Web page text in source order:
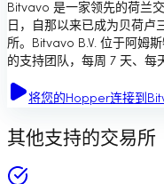
Bitvavo 是一家领先的荷兰
日，自那以来已成为贝荷卢
所。Bitvavo B.V. 位于阿姆
的支持团队，每周 7 天、每
将您的Hopper连接到
其他支持的交易所